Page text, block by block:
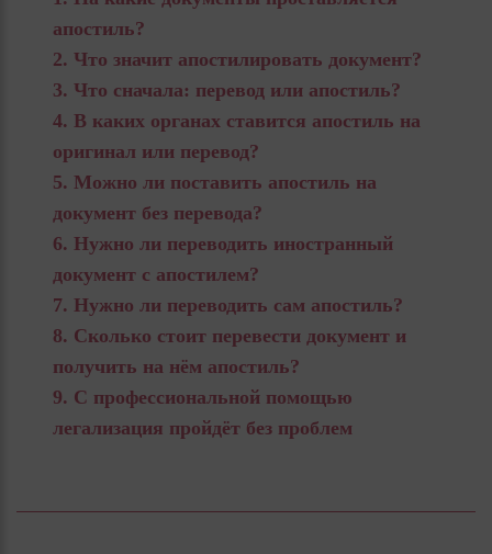
апостиль?
Что значит апостилировать документ?
Что сначала: перевод или апостиль?
В каких органах ставится апостиль на
оригинал или перевод?
Можно ли поставить апостиль на
документ без перевода?
Нужно ли переводить иностранный
документ с апостилем?
Нужно ли переводить сам апостиль?
Сколько стоит перевести документ и
получить на нём апостиль?
С профессиональной помощью
легализация пройдёт без проблем